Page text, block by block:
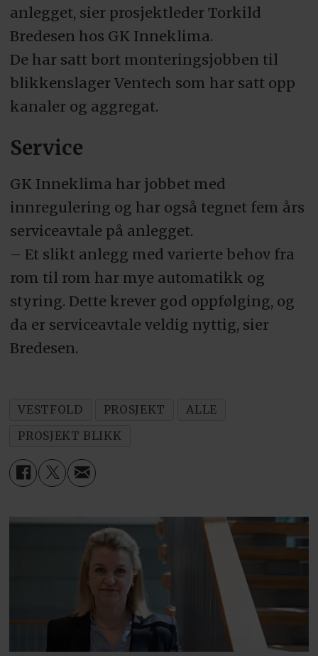
anlegget, sier prosjektleder Torkild
Bredesen hos GK Inneklima.
De har satt bort monteringsjobben til
blikkenslager Ventech som har satt opp
kanaler og aggregat.
Service
GK Inneklima har jobbet med
innregulering og har også tegnet fem års
serviceavtale på anlegget.
– Et slikt anlegg med varierte behov fra
rom til rom har mye automatikk og
styring. Dette krever god oppfølging, og
da er serviceavtale veldig nyttig, sier
Bredesen.
VESTFOLD PROSJEKT
ALLE
PROSJEKT BLIKK